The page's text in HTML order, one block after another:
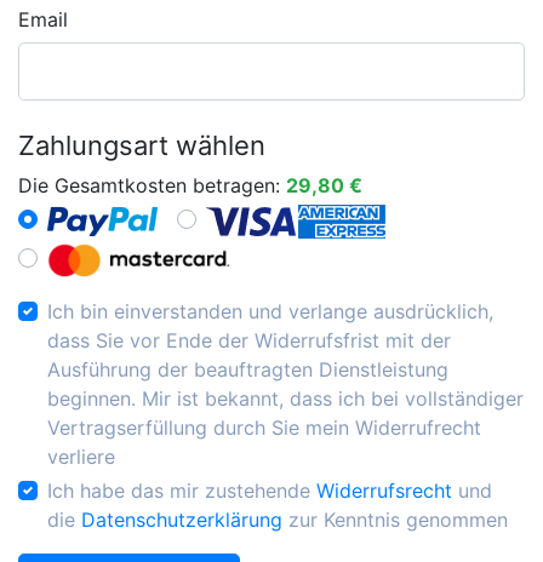
Email
Zahlungsart wählen
Die Gesamtkosten betragen: 29,80 €
Ich bin einverstanden und verlange ausdrücklich,
dass Sie vor Ende der Widerrufsfrist mit der
Ausführung der beauftragten Dienstleistung
beginnen. Mir ist bekannt, dass ich bei vollständiger
Vertragserfüllung durch Sie mein Widerrufrecht
verliere
Ich habe das mir zustehende Widerrufsrecht und
die Datenschutzerklärung zur Kenntnis genommen